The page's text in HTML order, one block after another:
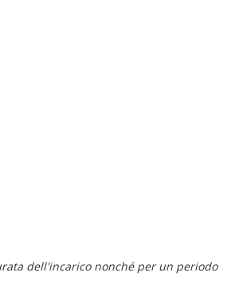
dell'incarico nonché per un periodo